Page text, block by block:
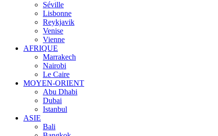
Séville
Lisbonne
Reykjavik
Venise
Vienne
AFRIQUE
Marrakech
Nairobi
Le Caire
MOYEN-ORIENT
Abu Dhabi
Dubai
Istanbul
ASIE
Bali